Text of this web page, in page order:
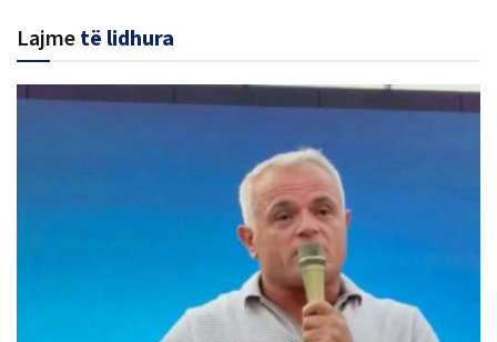
Lajme të lidhura